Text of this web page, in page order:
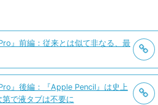
』前編：従来とは似て非なる、最
』後編：『Apple Pencil』は史上
で液タブは不要に